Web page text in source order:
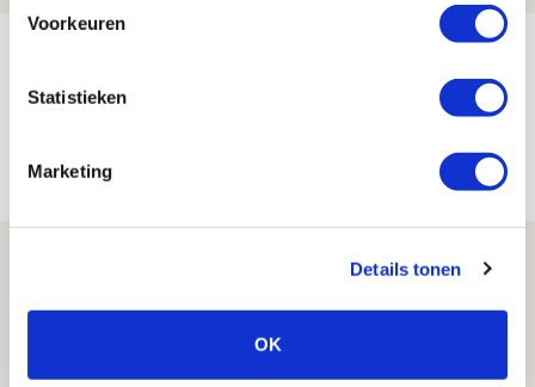
Voorkeuren
Statistieken
Marketing
Details tonen
OK
aanwinsten in thuisduel met
Laatste Kaarten Actie Ajax - sc